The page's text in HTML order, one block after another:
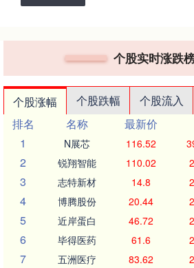
个股实时涨跌
个股涨幅 个股跌幅 个股流入
排名
名称 最新价
1
N展芯 116.52
2 锐翔智能 110.02
3 志特新材 14.8
4 博腾股份 20.44
5 近岸蛋白 46.72
6 毕得医药 61.6
7 五洲医疗 83.62